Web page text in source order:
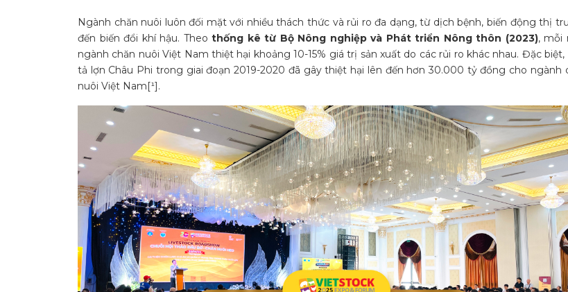
Ngành chăn nuôi luôn đối mặt với nhiều thách thức và rủi ro đa dạng, từ dịch bệnh, biến động thị
đến biến đổi khí hậu. Theothống kê từ Bộ Nông nghiệp và Phát triển Nông thôn (2023), mỗi
ngành chăn nuôi Việt Nam thiệt hại khoảng 10-15% giá trị sản xuất do các rủi ro khác nhau. Đặc biệt,
tả lợn Châu Phi trong giai đoạn 2019-2020 đã gây thiệt hại lên đến hơn 30.000 tỷ đồng cho ngành
nuôi Việt Nam[¹].